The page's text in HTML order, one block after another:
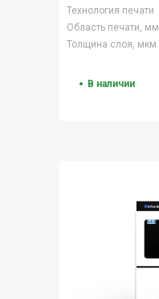
Технология печати
Область печати, мм
Толщина слоя, мкм
В наличии